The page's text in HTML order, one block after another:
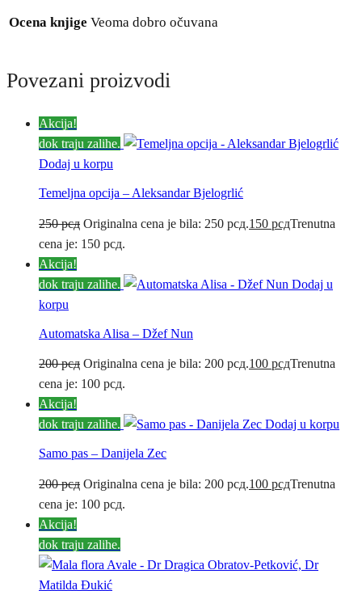
Ocena knjige Veoma dobro očuvana
Povezani proizvodi
Akcija!
dok traju zalihe.
Dodaj u korpu
Temeljna opcija – Aleksandar Bjelogrlić
250рсд Originalna cena je bila: 250 рсд.150 рсдTrenutna
cena je: 150 рсд.
Akcija!
dok traju zalihe.
Dodaj u
korpu
Automatska Alisa – Džef Nun
200рсд Originalna cena je bila: 200 рсд.100 рсдTrenutna
cena je: 100 рсд.
Akcija!
dok traju zalihe.
Dodaj u korpu
Samo pas – Danijela Zec
200рсд Originalna cena je bila: 200 рсд.100 рсдTrenutna
cena je: 100 рсд.
Akcija!
dok traju zalihe.